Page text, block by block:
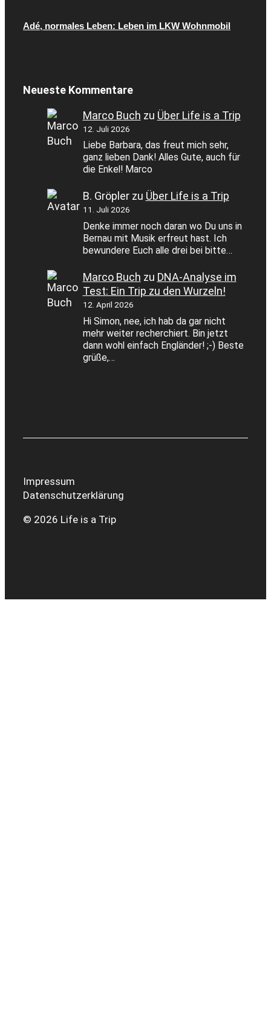
Adé, normales Leben: Leben im LKW Wohnmobil
Neueste Kommentare
Marco Buch zu Über Life is a Trip
12. Juli 2026
Liebe Barbara, das freut mich sehr,
ganz lieben Dank! Alles Gute, auch für
die Enkel! Marco
B. Gröplerzu Über Life is a Trip
11. Juli 2026
Denke immer noch daran wo Du uns in
Bernau mit Musik erfreut hast. Ich
bewundere Euch alle drei bei bitte…
Marco Buch zu DNA-Analyse im
Test: Ein Trip zu den Wurzeln!
12. April 2026
Hi Simon, nee, ich hab da gar nicht
mehr weiter recherchiert. Bin jetzt
dann wohl einfach Engländer! ;-) Beste
grüße,…
© 2026 Life is a Trip
Impressum
Datenschutzerklärung